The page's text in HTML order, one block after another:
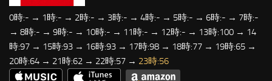
0時:- → 1時:- → 2時:- → 3時:- → 4時:- → 5時:- → 6時:- → 7時:-
→ 8時:- → 9時:- → 10時:- → 11時:- → 12時:- → 13時:100 → 14
時:97 → 15時:93 → 16時:93 → 17時:98 → 18時:77 → 19時:65 →
20時:64 → 21時:62 → 22時:57 → 23時:56